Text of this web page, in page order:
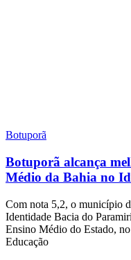
Botuporã
Botuporã alcança
Médio da Bahia no
Com nota 5,2, o município
Identidade Bacia do
Ensino Médio do Estado,
Educação